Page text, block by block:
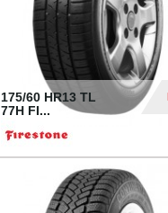
175/60 HR13 TL
77H FI...